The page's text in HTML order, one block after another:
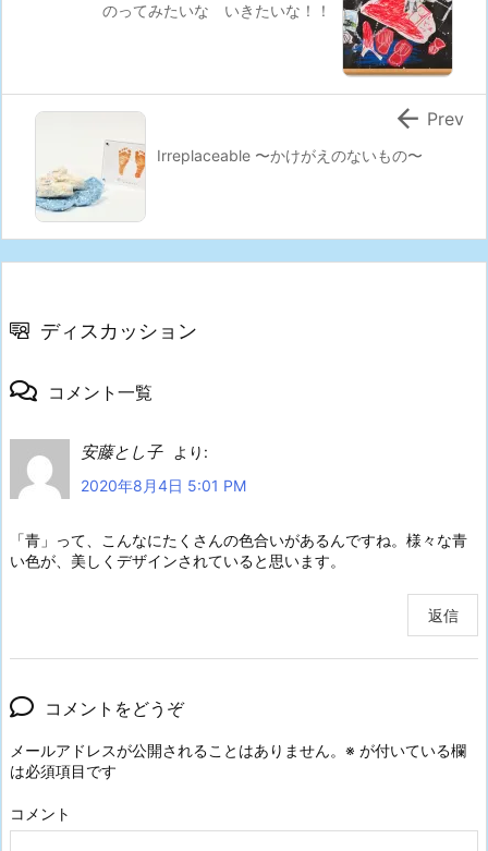
のってみたいな いきたいな！！
Irreplaceable 〜かけがえのないもの〜
 Prev
ディスカッション
コメント一覧
安藤とし子
より:
2020年8月4日 5:01 PM
「青」って、こんなにたくさんの色合いがあるんですね。様々な青
い色が、美しくデザインされていると思います。
返信
コメントをどうぞ
メールアドレスが公開されることはありません。 ※ が付いている欄
は必須項目です
コメント